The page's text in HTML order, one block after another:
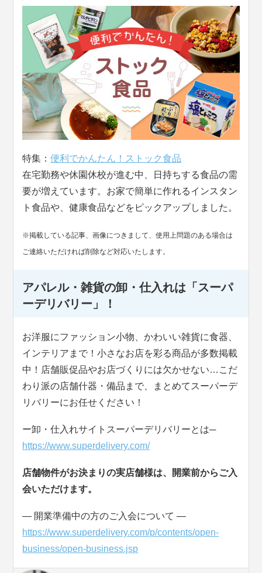
特集：便利でかんたん！ストック食品
在宅勤務や休園休校が進む中、日持ちする食品の需
要が増えています。お家で簡単に作れるインスタン
ト食品や、健康食品などをピックアップしました。
※掲載している記事、画像につきまして、使用上問題のある場合は
ご連絡いただければ削除など対応いたします。
アパレル・雑貨の卸・仕入れは「スーパ
ーデリバリー」！
お洋服にファッション小物、かわいい雑貨に食器、
インテリアまで！小さなお店を彩る商品が多数掲載
中！店舗販促品やお店づくりには欠かせない…こだ
わり派の店舗什器・備品まで、まとめてスーパーデ
リバリーにお任せください！
ー卸・仕入れサイトスーパーデリバリーとは─
https://www.superdelivery.com/
店舗物件がお決まりの実店舗様は、開業前からご入
会いただけます。
― 開業準備中の方のご入会について ―
https://www.superdelivery.com/p/contents/open-
business/open-business.jsp